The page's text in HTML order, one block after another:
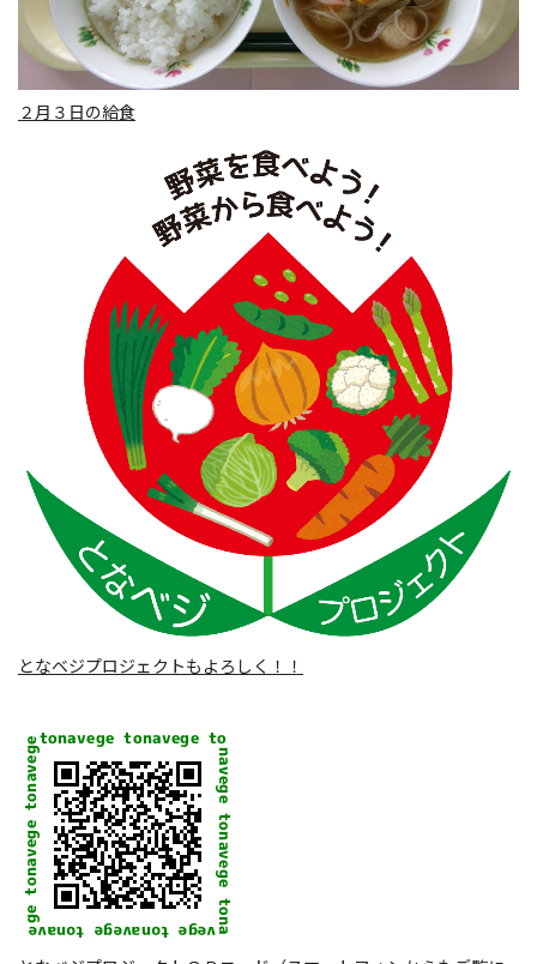
２月３日の給食
となベジプロジェクトもよろしく！！